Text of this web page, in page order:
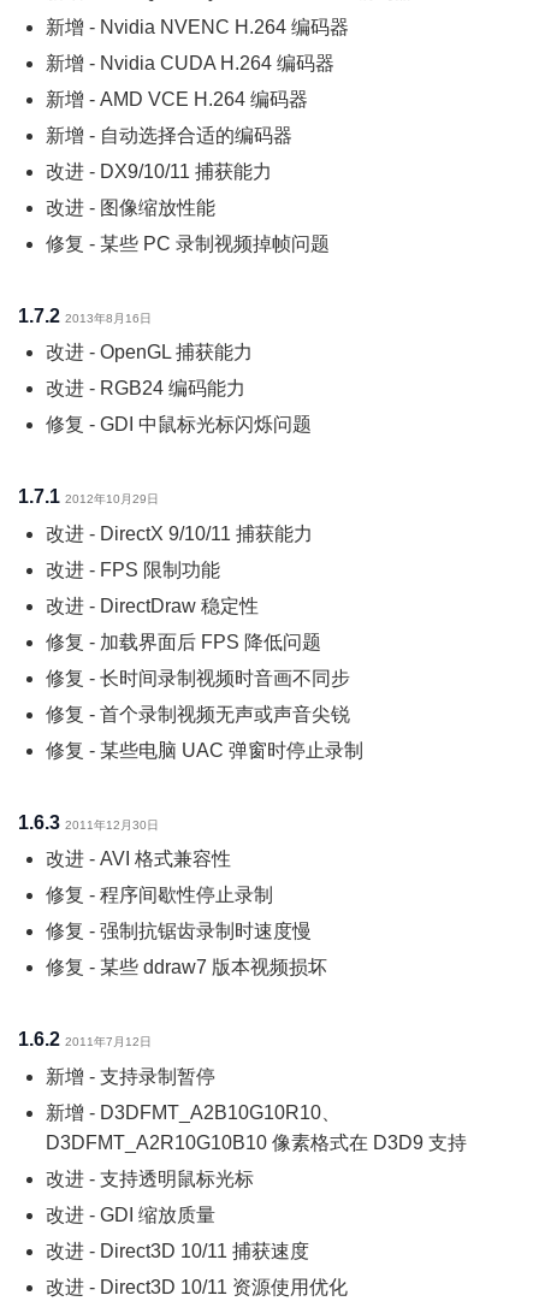
新增 - Nvidia NVENC H.264 编码器
新增 - Nvidia CUDA H.264 编码器
新增 - AMD VCE H.264 编码器
新增 - 自动选择合适的编码器
改进 - DX9/10/11 捕获能力
改进 - 图像缩放性能
修复 - 某些 PC 录制视频掉帧问题
1.7.2 2013年8月16日
改进 - OpenGL 捕获能力
改进 - RGB24 编码能力
修复 - GDI 中鼠标光标闪烁问题
1.7.1 2012年10月29日
改进 - DirectX 9/10/11 捕获能力
改进 - FPS 限制功能
改进 - DirectDraw 稳定性
修复 - 加载界面后 FPS 降低问题
修复 - 长时间录制视频时音画不同步
修复 - 首个录制视频无声或声音尖锐
修复 - 某些电脑 UAC 弹窗时停止录制
1.6.3 2011年12月30日
改进 - AVI 格式兼容性
修复 - 程序间歇性停止录制
修复 - 强制抗锯齿录制时速度慢
修复 - 某些 ddraw7 版本视频损坏
1.6.2 2011年7月12日
新增 - 支持录制暂停
新增 - D3DFMT_A2B10G10R10、
D3DFMT_A2R10G10B10 像素格式在 D3D9 支持
改进 - 支持透明鼠标光标
改进 - GDI 缩放质量
改进 - Direct3D 10/11 捕获速度
改进 - Direct3D 10/11 资源使用优化